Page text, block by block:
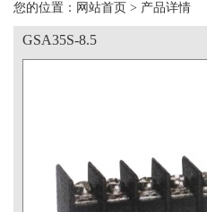
您的位置： 网站首页 > 产品详情
GSA35S-8.5